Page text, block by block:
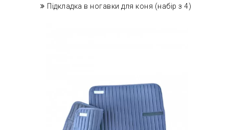
Підкладка в ногавки для коня (набір з 4)